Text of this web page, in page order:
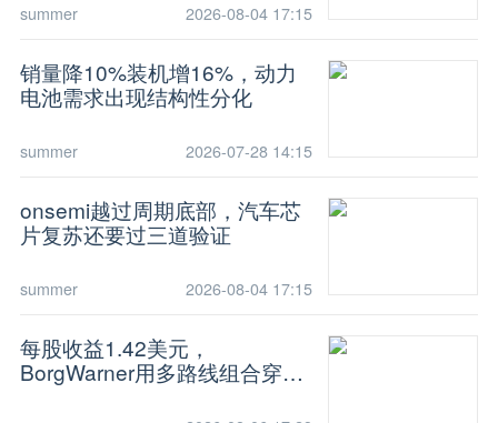
summer 2026-08-04 17:15
销量降10%装机增16%，动力
电池需求出现结构性分化
summer 2026-07-28 14:15
onsemi越过周期底部，汽车芯
片复苏还要过三道验证
summer 2026-08-04 17:15
每股收益1.42美元，
BorgWarner用多路线组合穿越